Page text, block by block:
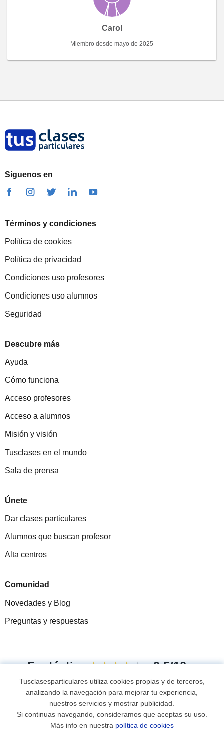
Carol
Miembro desde mayo de 2025
Síguenos en
Términos y condiciones
Política de cookies
Política de privacidad
Condiciones uso profesores
Condiciones uso alumnos
Seguridad
Descubre más
Ayuda
Cómo funciona
Acceso profesores
Acceso a alumnos
Misión y visión
Tusclases en el mundo
Sala de prensa
Únete
Dar clases particulares
Alumnos que buscan profesor
Alta centros
Comunidad
Novedades y Blog
Preguntas y respuestas
Fantástica★★★★★ 9,5/10
opiniones de alumnos
© 2007 - 2026 Tus clases particulares
Tusclasesparticulares utiliza cookies propias y de terceros,
analizando la navegación para mejorar tu experiencia,
nuestros servicios y mostrar publicidad.
Si continuas navegando, consideramos que aceptas su uso.
Más info en nuestra política de cookies